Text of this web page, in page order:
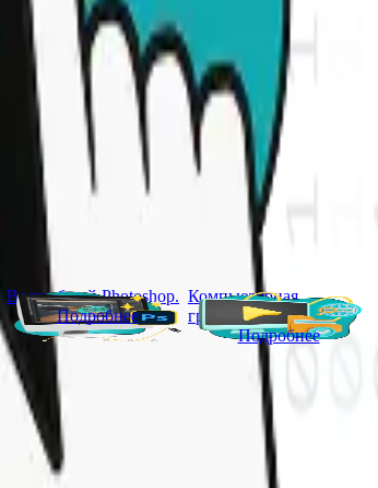
Волшебный Photoshop.
Подробнее
Компьютерная
грамотность
Подробнее